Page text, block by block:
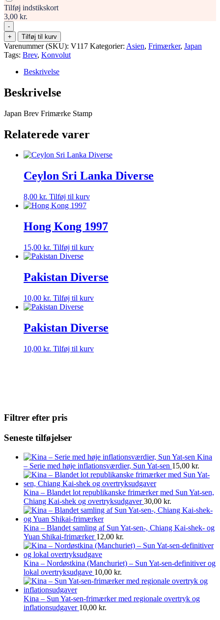
Tilføj indstikskort
3,00 kr.
-
Japan
Brev
Frimærke
Stamp
antal
+ Tilføj til kurv
Varenummer (SKU): V117 Kategorier: Asien, Frimærker, Japan
Tags: Brev, Konvolut
Beskrivelse
Beskrivelse
Japan Brev Frimærke Stamp
Relaterede varer
Ceylon Sri Lanka Diverse
8,00 kr. Tilføj til kurv
Hong Kong 1997
15,00 kr. Tilføj til kurv
Pakistan Diverse
10,00 kr. Tilføj til kurv
Pakistan Diverse
10,00 kr. Tilføj til kurv
Filtrer efter pris
Seneste tilføjelser
Kina
– Serie med høje inflationsværdier, Sun Yat-sen 15,00 kr.
Kina – Blandet lot republikanske frimærker med Sun Yat-sen,
Chiang Kai-shek og overtryksudgaver 30,00 kr.
Kina – Blandet samling af Sun Yat-sen-, Chiang Kai-shek- og
Yuan Shikai-frimærker 12,00 kr.
Kina – Nordøstkina (Manchuriet) – Sun Yat-sen-definitiver og
lokal overtryksudgave 10,00 kr.
Kina – Sun Yat-sen-frimærker med regionale overtryk og
inflationsudgaver 10,00 kr.